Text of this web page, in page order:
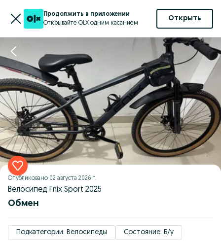
Продолжить в приложении
Открывайте OLX одним касанием
Открыть
Опубликовано 02 августа 2026 г.
Велосипед Fnix Sport 2025
Обмен
Подкатегории: Велосипеды Состояние: Б/у